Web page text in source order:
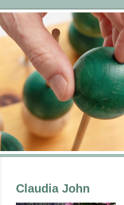
Claudia John